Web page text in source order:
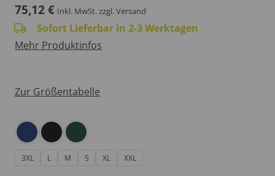
75,12€ Inkl. MwSt.zzgl. Versand
Sofort Lieferbar in 2-3 Werktagen
Mehr Produktinfos
Zur Größentabelle
3XL L M S XL XXL